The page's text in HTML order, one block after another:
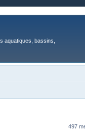
aquatiques, bassins,
497